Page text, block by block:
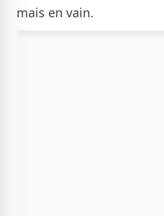
mais en vain.